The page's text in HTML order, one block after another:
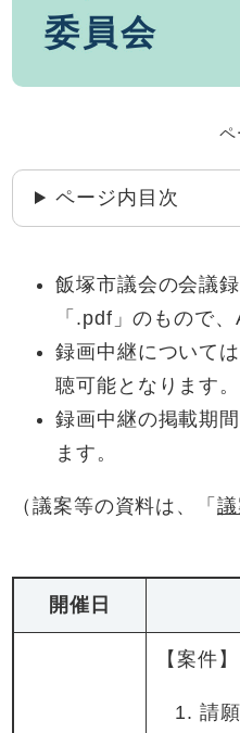
委員会
ペ
ページ内目次
飯塚市議会の会議
「.pdf」のもので
録画中継について
聴可能となります。
録画中継の掲載期
ます。
（議案等の資料は、「
開催日
【案件】
請